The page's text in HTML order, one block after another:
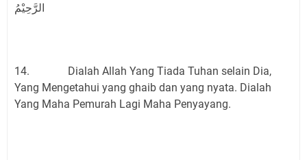
الرَّحِيْمُ
14. Dialah Allah Yang Tiada Tuhan selain Dia,
Yang Mengetahui yang ghaib dan yang nyata. Dialah
Yang Maha Pemurah Lagi Maha Penyayang.